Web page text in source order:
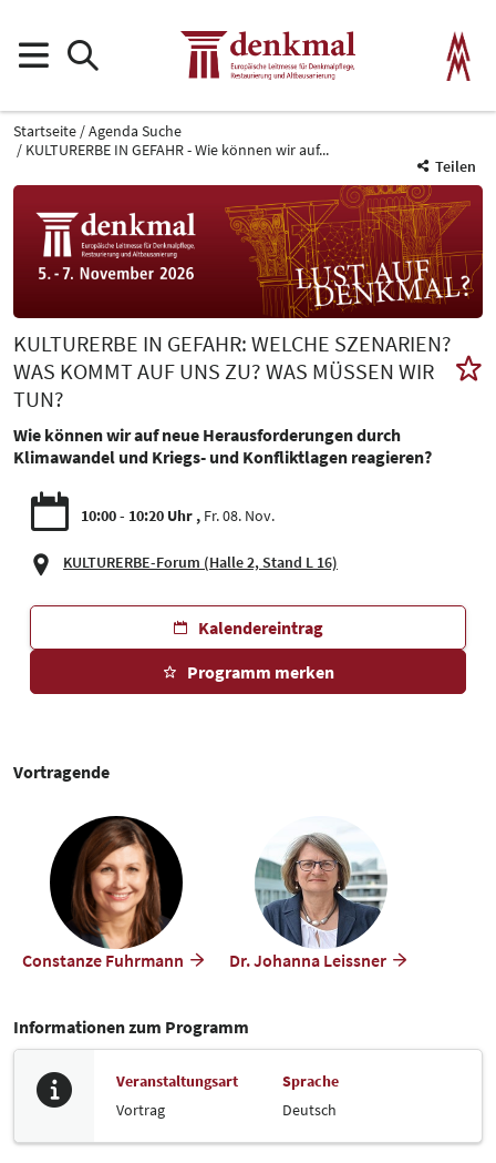
Startseite
Agenda Suche
KULTURERBE IN GEFAHR - Wie können wir auf...
Teilen
KULTURERBE IN GEFAHR: WELCHE SZENARIEN?
WAS KOMMT AUF UNS ZU? WAS MÜSSEN WIR
TUN?
Wie können wir auf neue Herausforderungen durch
Klimawandel und Kriegs- und Konfliktlagen reagieren?
10:00 - 10:20 Uhr Fr. 08. Nov.
KULTURERBE-Forum (Halle 2, Stand L 16)
Kalendereintrag
Programm merken
Vortragende
Constanze Fuhrmann Dr. Johanna Leissner
Informationen zum Programm
Veranstaltungsart
Vortrag
Sprache
Deutsch